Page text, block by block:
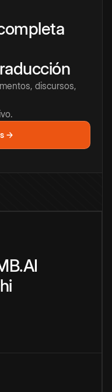
discursos,
→